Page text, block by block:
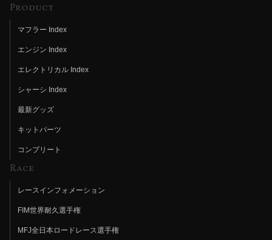
Product
マフラー Index
エンジン Index
エレクトリカル Index
シャーシ Index
最新グッズ
キットパーツ
コンプリート
Race
レースインフォメーション
FIM世界耐久選手権
MFJ全日本ロードレース選手権